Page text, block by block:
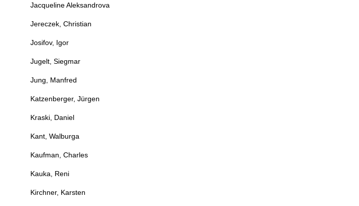
Jacqueline Aleksandrova
Jereczek, Christian
Josifov, Igor
Jugelt, Siegmar
Jung, Manfred
Katzenberger, Jürgen
Kraski, Daniel
Kant, Walburga
Kaufman, Charles
Kauka, Reni
Kirchner, Karsten